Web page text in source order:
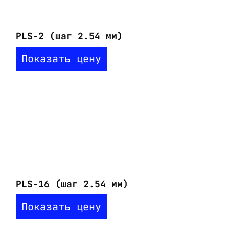
PLS-2 (шаг 2.54 мм)
Показать цену
PLS-16 (шаг 2.54 мм)
Показать цену